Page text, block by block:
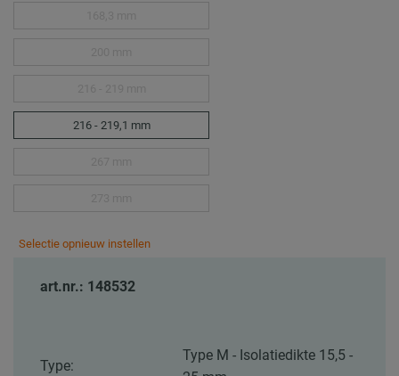
216 - 219,1 mm
Selectie opnieuw instellen
art.nr.: 148532
Type:
Type M - Isolatiedikte 15,5 -